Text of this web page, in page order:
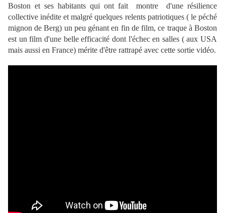
Boston et ses habitants qui ont fait montre d'une résilience
collective inédite et malgré quelques relents patriotiques ( le péché
mignon de Berg) un peu génant en fin de film, ce traque à Boston
est un film d'une belle efficacité dont l'échec en salles ( aux USA
mais aussi en France) mérite d'être rattrapé avec cette sortie vidéo.